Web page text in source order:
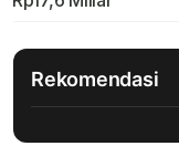
Rekomendasi